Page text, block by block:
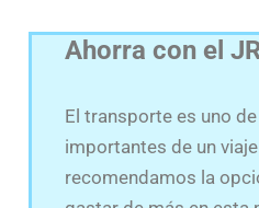
Ahorra con el
El transporte es uno
importantes de un
recomendamos la